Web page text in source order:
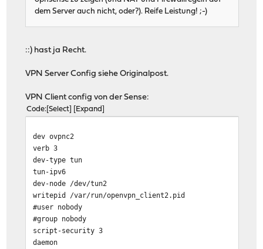
dem Server auch nicht, oder?). Reife Leistung! ;-)
::) hast ja Recht.
VPN Server Config siehe Originalpost.
VPN Client config von der Sense:
Code Select Expand
dev ovpnc2
verb 3
dev-type tun
tun-ipv6
dev-node /dev/tun2
writepid /var/run/openvpn_client2.pid
#user nobody
#group nobody
script-security 3
daemon